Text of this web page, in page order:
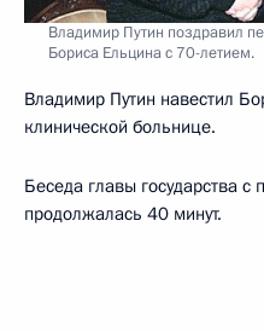
Владимир Путин поздравил
Бориса Ельцина с 70-летием.
Владимир Путин навестил
клинической больнице.
Беседа главы государства
продолжалась 40 минут.